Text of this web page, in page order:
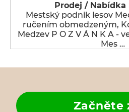
Prodej / Nabídka
Mestský podnik lesov
ručením obmedzeným,
Medzev P O Z V Á N K A -
Mes …
Začněte